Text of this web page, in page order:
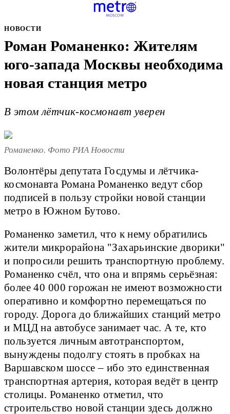
НОВОСТИ
Роман Романенко: Жителям
юго-запада Москвы необходима
новая станция метро
В этом лётчик-космонавт уверен
Романенко. Фото РИА Новости
Волонтёры депутата Госдумы и лётчика-
космонавта Романа Романенко ведут сбор
подписей в пользу стройки новой станции
метро в Южном Бутово.
Романенко заметил, что к нему обратились
жители микрорайона "Захарьинские дворики"
и попросили решить транспортную проблему.
Романенко счёл, что она и впрямь серьёзная:
более 40 000 горожан не имеют возможности
оперативно и комфортно перемещаться по
городу. Дорога до ближайших станций метро
и МЦД на автобусе занимает час. А те, кто
пользуется личным автотранспортом,
вынуждены подолгу стоять в пробках на
Варшавском шоссе – ибо это единственная
транспортная артерия, которая ведёт в центр
столицы. Романенко отметил, что
строительство новой станции здесь должно